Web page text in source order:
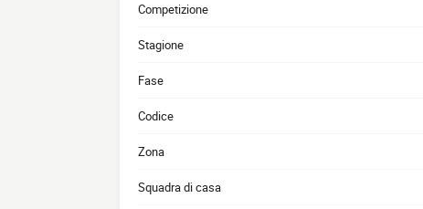
Competizione
Stagione
Fase
Codice
Zona
Squadra di casa